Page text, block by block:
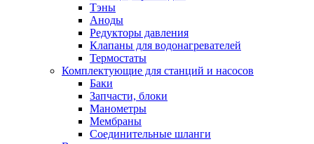
Обмен и возврат товара
Вакансии
Тэны
Аноды
Редукторы давления
Клапаны для водонагревателей
Термостаты
Комплектующие для станций и насосов
Баки
Запчасти, блоки
Манометры
Мембраны
Соединительные шланги